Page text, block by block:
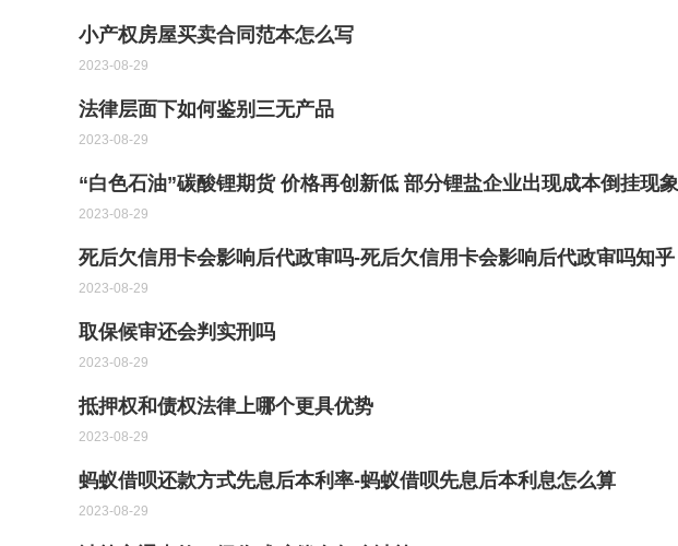
小产权房屋买卖合同范本怎么写
2023-08-29
法律层面下如何鉴别三无产品
2023-08-29
“白色石油”碳酸锂期货 价格再创新低 部分锂盐企业出现成本倒挂现象
2023-08-29
死后欠信用卡会影响后代政审吗-死后欠信用卡会影响后代政审吗知乎
2023-08-29
取保候审还会判实刑吗
2023-08-29
抵押权和债权法律上哪个更具优势
2023-08-29
蚂蚁借呗还款方式先息后本利率-蚂蚁借呗先息后本利息怎么算
2023-08-29